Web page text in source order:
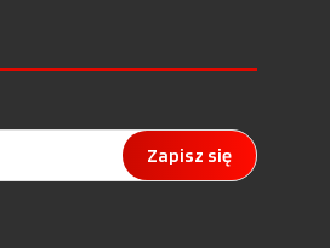
Zapisz się